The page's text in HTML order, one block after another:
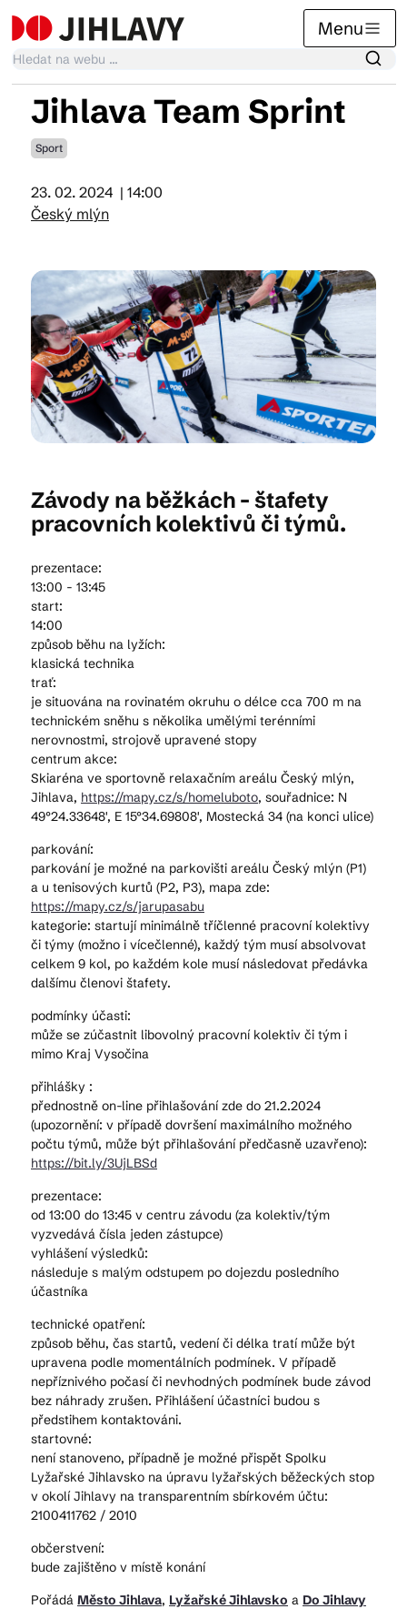
Menu
Kalendář akcí
Tradiční akce
Suvenýry
Praktické info
© 2026 Brána Jihlavy
Jihlava Team Sprint
Sport
23. 02. 2024 | 14:00
Český mlýn
Závody na běžkách - štafety
pracovních kolektivů či týmů.
prezentace:
13:00 - 13:45
start:
14:00
způsob běhu na lyžích:
klasická technika
trať:
je situována na rovinatém okruhu o délce cca 700 m na
technickém sněhu s několika umělými terénními
nerovnostmi, strojově upravené stopy
centrum akce:
Skiaréna ve sportovně relaxačním areálu Český mlýn,
Jihlava, https://mapy.cz/s/homeluboto, souřadnice: N
49°24.33648', E 15°34.69808', Mostecká 34 (na konci ulice)
parkování:
parkování je možné na parkovišti areálu Český mlýn (P1)
a u tenisových kurtů (P2, P3), mapa zde:
https://mapy.cz/s/jarupasabu
kategorie: startují minimálně tříčlenné pracovní kolektivy
či týmy (možno i vícečlenné), každý tým musí absolvovat
celkem 9 kol, po každém kole musí následovat předávka
dalšímu členovi štafety.
podmínky účasti:
může se zúčastnit libovolný pracovní kolektiv či tým i
mimo Kraj Vysočina
přihlášky :
přednostně on-line přihlašování zde do 21.2.2024
(upozornění: v případě dovršení maximálního možného
počtu týmů, může být přihlašování předčasně uzavřeno):
https://bit.ly/3UjLBSd
prezentace:
od 13:00 do 13:45 v centru závodu (za kolektiv/tým
vyzvedává čísla jeden zástupce)
vyhlášení výsledků:
následuje s malým odstupem po dojezdu posledního
účastníka
technické opatření:
způsob běhu, čas startů, vedení či délka tratí může být
upravena podle momentálních podmínek. V případě
nepříznivého počasí či nevhodných podmínek bude závod
bez náhrady zrušen. Přihlášení účastníci budou s
předstihem kontaktováni.
startovné:
není stanoveno, případně je možné přispět Spolku
Lyžařské Jihlavsko na úpravu lyžařských běžeckých stop
v okolí Jihlavy na transparentním sbírkovém účtu:
2100411762 / 2010
občerstvení:
bude zajištěno v místě konání
Pořádá Město Jihlava, Lyžařské Jihlavsko a Do Jihlavy